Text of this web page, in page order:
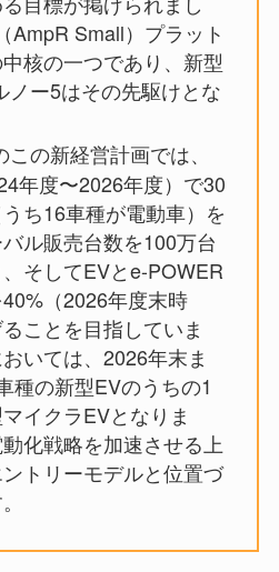
AmpR Small）プラット
核の一つであり、新型
ノー5はその先駆けとな
この新経営計画では、
年度〜2026年度）で30
ち16車種が電動車）を
ル販売台数を100万台
そしてEVとe-POWER
（2026年度末時
ことを目指していま
いては、2026年末ま
種の新型EVのうちの1
イクラEVとなりま
化戦略を加速させる上
トリーモデルと位置づ